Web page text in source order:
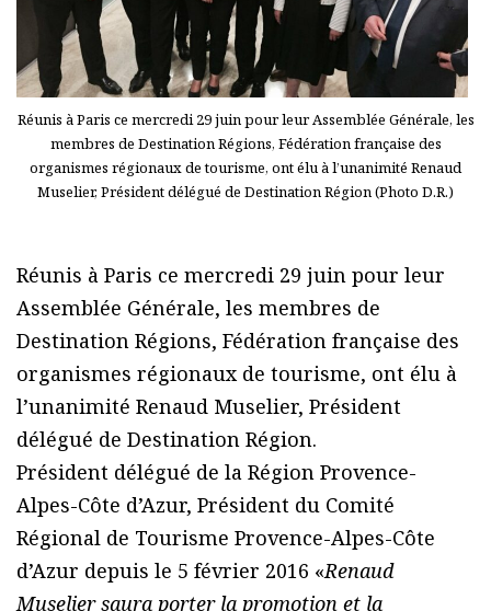
Réunis à Paris ce mercredi 29 juin pour leur Assemblée Générale, les
membres de Destination Régions, Fédération française des
organismes régionaux de tourisme, ont élu à l’unanimité Renaud
Muselier, Président délégué de Destination Région (Photo D.R.)
Réunis à Paris ce mercredi 29 juin pour leur
Assemblée Générale, les membres de
Destination Régions, Fédération française des
organismes régionaux de tourisme, ont élu à
l’unanimité Renaud Muselier, Président
délégué de Destination Région.
Président délégué de la Région Provence-
Alpes-Côte d’Azur, Président du Comité
Régional de Tourisme Provence-Alpes-Côte
d’Azur depuis le 5 février 2016 «Renaud
Muselier saura porter la promotion et la